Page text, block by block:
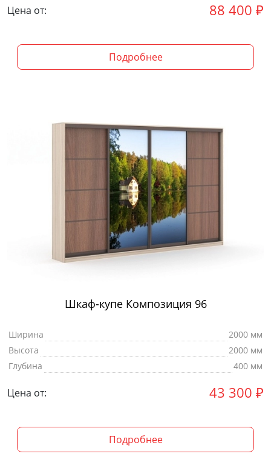
Цена от: 88 400 ₽
Подробнее
Шкаф-купе Композиция 96
Ширина
2000 мм
Высота
2000 мм
Глубина
400 мм
Цена от: 43 300 ₽
Подробнее